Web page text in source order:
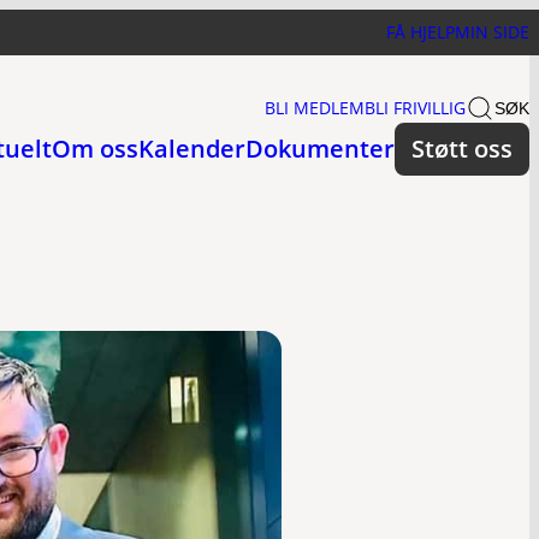
FÅ HJELPMIN SIDE
BLI MEDLEMBLI FRIVILLIG SØK
Om ossKalenderDokumenter Støtt oss